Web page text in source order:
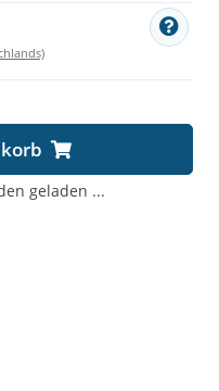
geladen ...